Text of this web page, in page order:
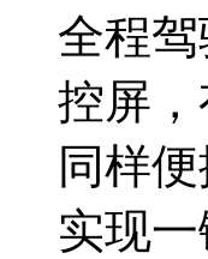
全程
控屏
同样
实现